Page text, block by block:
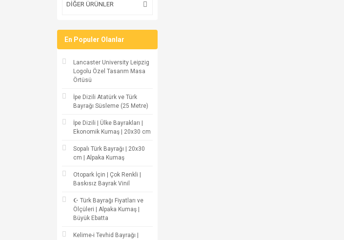
DİĞER ÜRÜNLER
En Populer Olanlar
Lancaster University Leipzig
Logolu Özel Tasarım Masa
Örtüsü
İpe Dizili Atatürk ve Türk
Bayrağı Süsleme (25 Metre)
İpe Dizili | Ülke Bayrakları |
Ekonomik Kumaş | 20x30 cm
Sopalı Türk Bayrağı | 20x30
cm | Alpaka Kumaş
Otopark İçin | Çok Renkli |
Baskısız Bayrak Vinil
☪ Türk Bayrağı Fiyatları ve
Ölçüleri | Alpaka Kumaş |
Büyük Ebatta
Kelime-i Tevhid Bayrağı |